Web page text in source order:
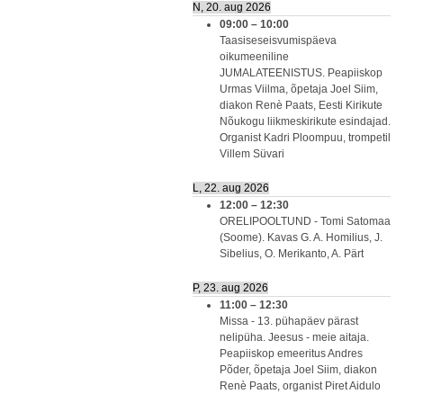
N, 20. aug 2026
09:00 – 10:00
Taasiseseisvumispäeva
oikumeeniline
JUMALATEENISTUS. Peapiiskop
Urmas Viilma, õpetaja Joel Siim,
diakon Renè Paats, Eesti Kirikute
Nõukogu liikmeskirikute esindajad.
Organist Kadri Ploompuu, trompetil
Villem Süvari
L, 22. aug 2026
12:00 – 12:30
ORELIPOOLTUND - Tomi Satomaa
(Soome). Kavas G. A. Homilius, J.
Sibelius, O. Merikanto, A. Pärt
P, 23. aug 2026
11:00 – 12:30
Missa - 13. pühapäev pärast
nelipüha. Jeesus - meie aitaja.
Peapiiskop emeeritus Andres
Põder, õpetaja Joel Siim, diakon
Renè Paats, organist Piret Aidulo